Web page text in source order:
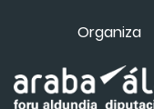
Organiza